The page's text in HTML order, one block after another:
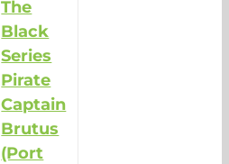
The
Black
Series
Pirate
Captain
Brutus
(Port